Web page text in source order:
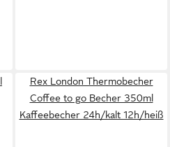
Rex London Thermobecher
Coffee to go Becher 350ml
Kaffeebecher 24h/kalt 12h/heiß